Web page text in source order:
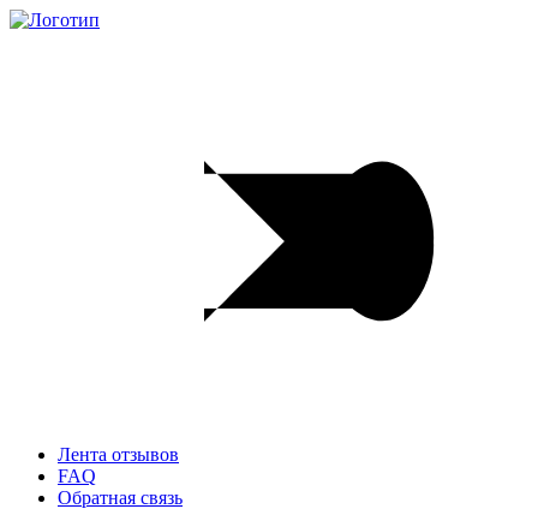
Лента отзывов
FAQ
Обратная связь